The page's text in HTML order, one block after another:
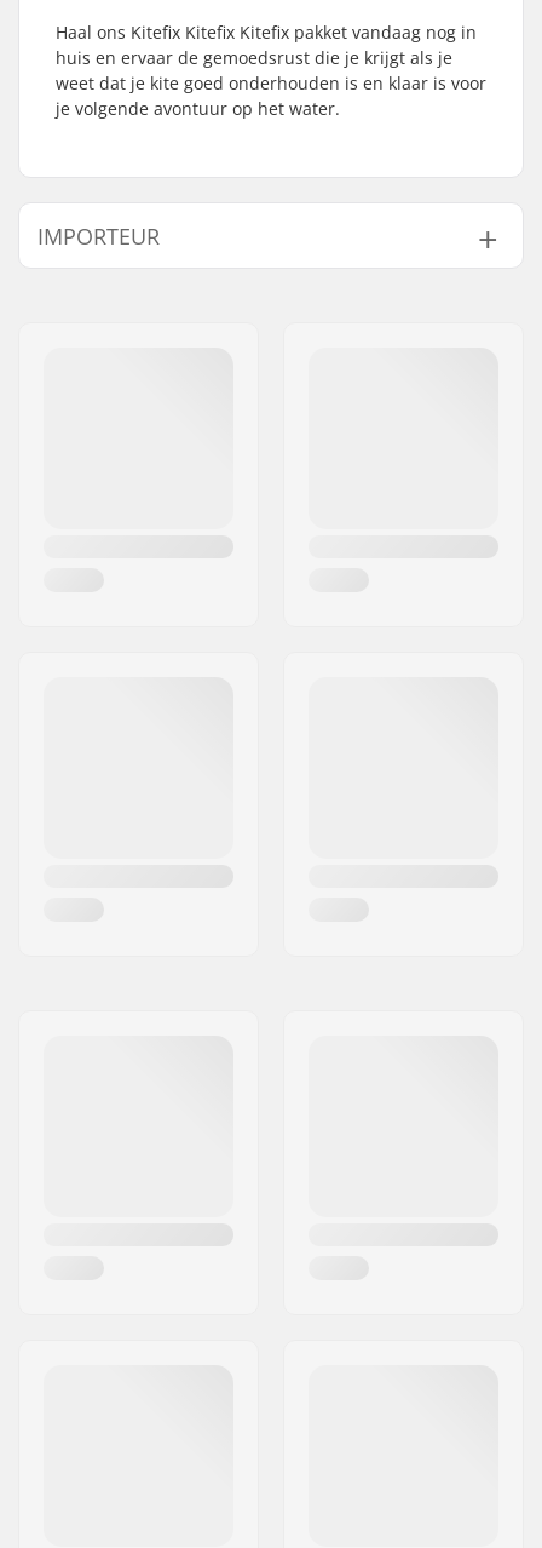
Haal ons Kitefix Kitefix Kitefix pakket vandaag nog in
huis en ervaar de gemoedsrust die je krijgt als je
weet dat je kite goed onderhouden is en klaar is voor
je volgende avontuur op het water.
IMPORTEUR